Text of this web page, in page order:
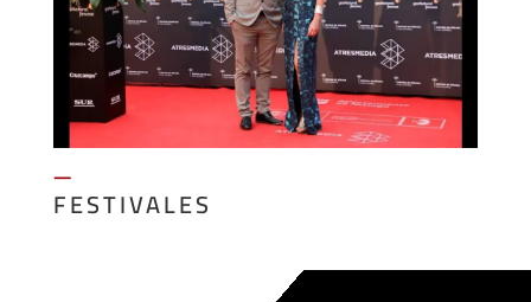
—
FESTIVALES